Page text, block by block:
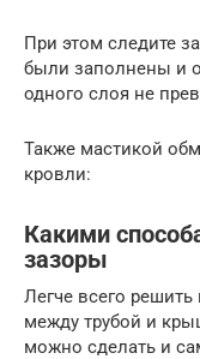
При этом следите
были заполнены и
одного слоя не
Также мастикой
кровли:
Какими
зазоры
Легче всего
между трубой и
можно сделать и